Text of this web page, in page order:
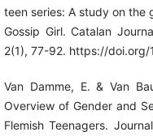
teen series: A study on the
Gossip Girl. Catalan
2(1), 77-92. https://doi.org/
Van Damme, E. & Van
Overview of Gender and
Flemish Teenagers.